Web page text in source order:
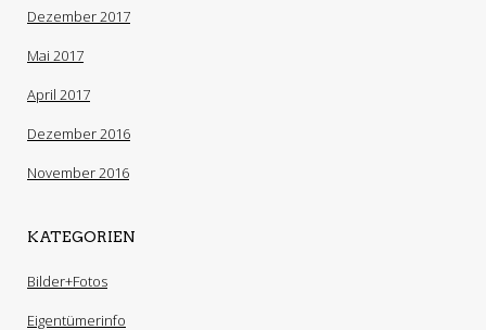
Dezember 2017
Mai 2017
April 2017
Dezember 2016
November 2016
KATEGORIEN
Bilder+Fotos
Eigentümerinfo